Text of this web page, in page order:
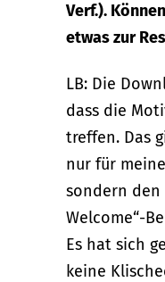
Verf.).
etwas zur
LB: Die
dass die
treffen. Das
nur für
sondern den
Welcome“-
Es hat sich
keine